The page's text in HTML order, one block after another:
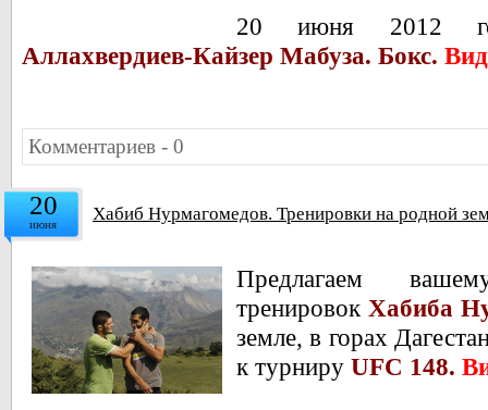
20 июня 2012
Аллахвердиев-Кайзер Мабуза. Бокс.
Комментариев - 0
20
июня Хабиб Нурмагомедов. Тренировки на родной
Предлагаем
тренировок Хабиба
земле, в горах
к турниру UFC 148.